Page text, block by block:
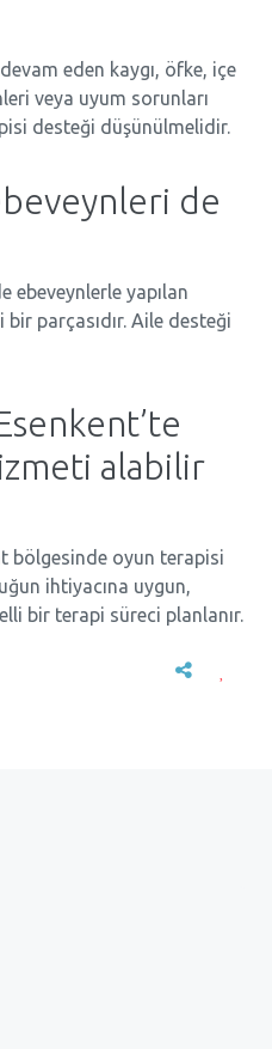
eden kaygı, öfke, içe
veya uyum sorunları
desteği düşünülmelidir.
de
ebeveynlerle yapılan
parçasıdır. Aile desteği
alabilir
bölgesinde oyun terapisi
ihtiyacına uygun,
bir terapi süreci planlanır.